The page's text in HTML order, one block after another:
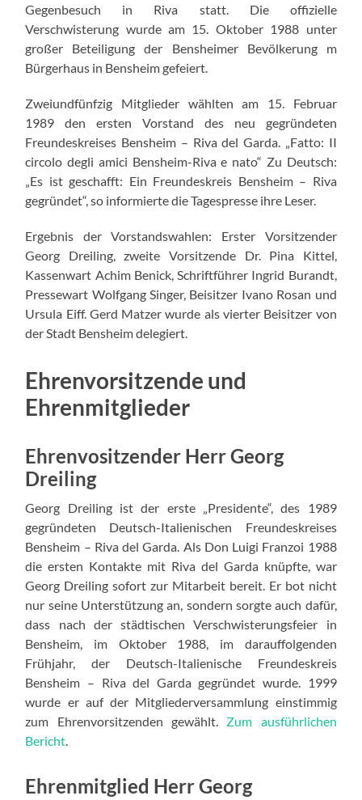
Gegenbesuch in Riva statt. Die offizielle
Verschwisterung wurde am 15. Oktober 1988 unter
großer Beteiligung der Bensheimer Bevölkerung m
Bürgerhaus in Bensheim gefeiert.
Zweiundfünfzig Mitglieder wählten am 15. Februar
1989 den ersten Vorstand des neu gegründeten
Freundeskreises Bensheim – Riva del Garda. „Fatto: II
circolo degli amici Bensheim-Riva e nato“ Zu Deutsch:
„Es ist geschafft: Ein Freundeskreis Bensheim – Riva
gegründet“, so informierte die Tagespresse ihre Leser.
Ergebnis der Vorstandswahlen: Erster Vorsitzender
Georg Dreiling, zweite Vorsitzende Dr. Pina Kittel,
Kassenwart Achim Benick, Schriftführer Ingrid Burandt,
Pressewart Wolfgang Singer, Beisitzer Ivano Rosan und
Ursula Eiff. Gerd Matzer wurde als vierter Beisitzer von
der Stadt Bensheim delegiert.
Ehrenvorsitzende und
Ehrenmitglieder
Ehrenvositzender Herr Georg
Dreiling
Georg Dreiling ist der erste „Presidente“, des 1989
gegründeten Deutsch-Italienischen Freundeskreises
Bensheim – Riva del Garda. Als Don Luigi Franzoi 1988
die ersten Kontakte mit Riva del Garda knüpfte, war
Georg Dreiling sofort zur Mitarbeit bereit. Er bot nicht
nur seine Unterstützung an, sondern sorgte auch dafür,
dass nach der städtischen Verschwisterungsfeier in
Bensheim, im Oktober 1988, im darauffolgenden
Frühjahr, der Deutsch-Italienische Freundeskreis
Bensheim – Riva del Garda gegründet wurde. 1999
wurde er auf der Mitgliederversammlung einstimmig
zum Ehrenvorsitzenden gewählt. Zum ausführlichen
Bericht.
Ehrenmitglied Herr Georg